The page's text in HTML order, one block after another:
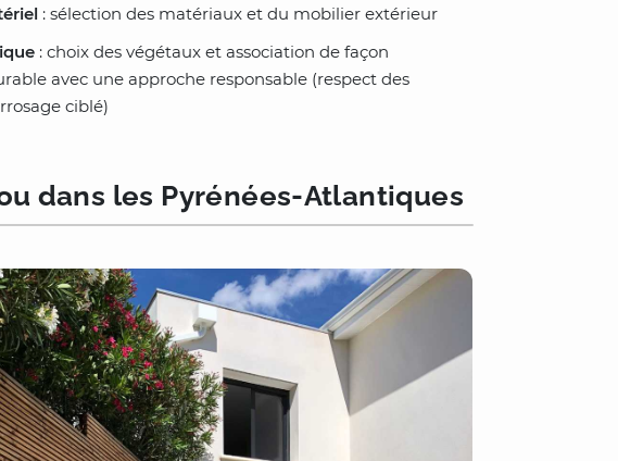
: sélection des matériaux et du mobilier extérieur
: choix des végétaux et association de façon
avec une approche responsable (respect des
ciblé)
dans les Pyrénées-Atlantiques